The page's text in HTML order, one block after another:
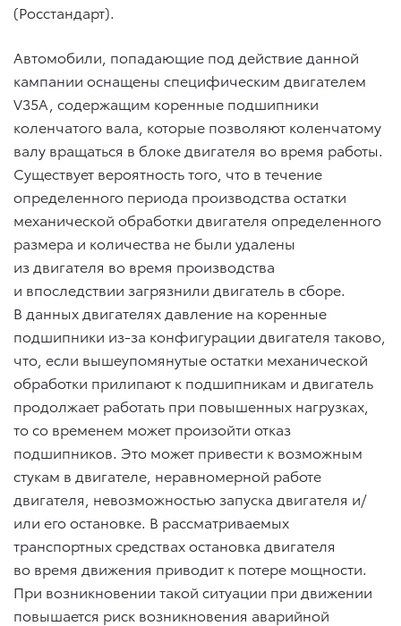
(Росстандарт).
Автомобили, попадающие под действие данной
кампании оснащены специфическим двигателем
V35A, содержащим коренные подшипники
коленчатого вала, которые позволяют коленчатому
валу вращаться в блоке двигателя во время работы.
Существует вероятность того, что в течение
определенного периода производства остатки
механической обработки двигателя определенного
размера и количества не были удалены
из двигателя во время производства
и впоследствии загрязнили двигатель в сборе.
В данных двигателях давление на коренные
подшипники из-за конфигурации двигателя таково,
что, если вышеупомянутые остатки механической
обработки прилипают к подшипникам и двигатель
продолжает работать при повышенных нагрузках,
то со временем может произойти отказ
подшипников. Это может привести к возможным
стукам в двигателе, неравномерной работе
двигателя, невозможностью запуска двигателя и/
или его остановке. В рассматриваемых
транспортных средствах остановка двигателя
во время движения приводит к потере мощности.
При возникновении такой ситуации при движении
повышается риск возникновения аварийной